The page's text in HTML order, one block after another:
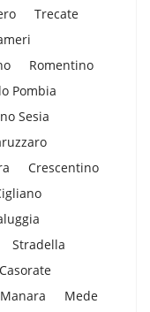
Trecate
Romentino
Pombia
Sesia
Crescentino
Stradella
Casorate
Mede